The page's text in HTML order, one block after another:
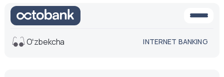
Oʻzbekcha INTERNET BANKING